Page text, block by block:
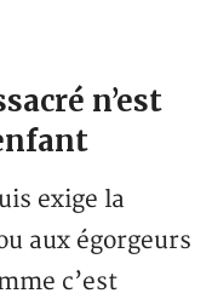
n’est
exige la
aux égorgeurs
c’est